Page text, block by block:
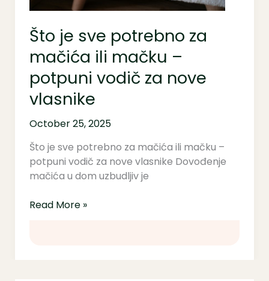
Što je sve potrebno za
mačića ili mačku –
potpuni vodič za nove
vlasnike
October 25, 2025
Što je sve potrebno za mačića ili mačku –
potpuni vodič za nove vlasnike Dovođenje
mačića u dom uzbudljiv je
vodič
nove
vlasnike
Read More »